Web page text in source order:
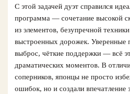
С этой задачей дуэт справился
программа — сочетание высокой
из элементов, безупречной
выстроенных дорожек.
выброс, чёткие поддержки — всё
драматических моментов. В
соперников, японцы не просто
ошибок, но и создали впечатление